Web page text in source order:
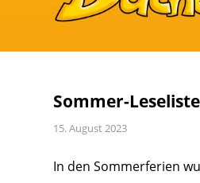
Sommer-
15. August 2023
In den Sommerferien